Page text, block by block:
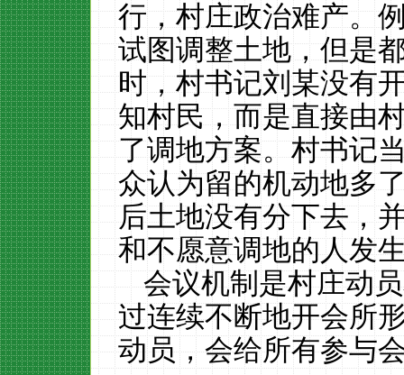
行，村庄政治难产。
试图调整土地，但是
时，村书记刘某没有
知村民，而是直接由
了调地方案。村书记
众认为留的机动地多
后土地没有分下去，
和不愿意调地的人发
会议机制是村庄动
过连续不断地开会所
动员，会给所有参与